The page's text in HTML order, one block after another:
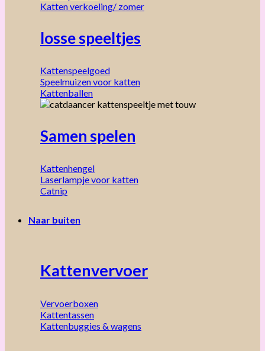
Katten verkoeling/ zomer
losse speeltjes
Kattenspeelgoed
Speelmuizen voor katten
Kattenballen
Samen spelen
Kattenhengel
Laserlampje voor katten
Catnip
Naar buiten
Kattenvervoer
Vervoerboxen
Kattentassen
Kattenbuggies & wagens